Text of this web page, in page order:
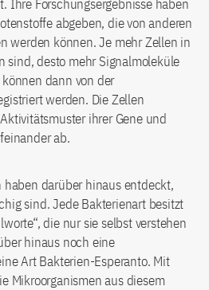
Ihre Forschungsergebnisse haben
abgeben, die von anderen
werden können. Je mehr Zellen in
sind, desto mehr Signalmoleküle
dann von der
werden. Die Zellen
ihrer Gene und
ab.
haben darüber hinaus entdeckt,
sind. Jede Bakterienart besitzt
die nur sie selbst verstehen
hinaus noch eine
Art Bakterien-Esperanto. Mit
Mikroorganismen aus diesem